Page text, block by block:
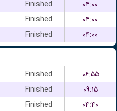
Finished
۰۴:۰۰
Finished
۰۴:۰۰
Finished
۰۴:۰۰
Finished
۰۶:۵۵
Finished
۰۹:۱۵
Finished
۰۴:۴۰